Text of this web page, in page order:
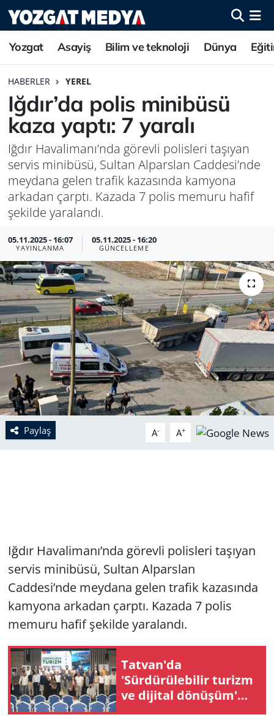
Yozgat Asayiş Bilim ve teknoloji Dünya
HABERLER YEREL
Iğdır’da polis minibüsü
kaza yaptı: 7 yaralı
Iğdır Havalimanı’nda görevli polisleri taşıyan
servis minibüsü, Sultan Alparslan Caddesi’nde
meydana gelen trafik kazasında kamyona
arkadan çarptı. Kazada 7 polis memuru hafif
şekilde yaralandı.
05.11.2025 - 16:07
YAYINLANMA
05.11.2025 - 16:20
GÜNCELLEME
Paylaş A- A+
Iğdır Havalimanı’nda görevli polisleri taşıyan
servis minibüsü, Sultan Alparslan
Caddesi’nde meydana gelen trafik kazasında
kamyona arkadan çarptı. Kazada 7 polis
memuru hafif şekilde yaralandı.
Tatvan'da
'Sürdürülebilir turizm
ve dijital dönüşüm'
çalıştayı